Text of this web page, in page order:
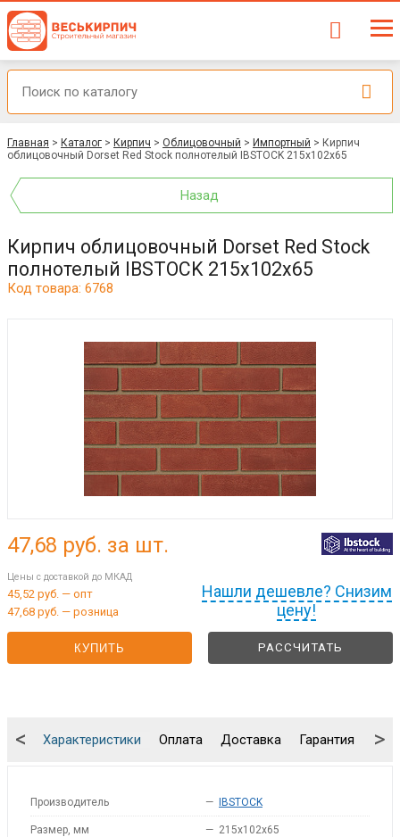
Главная > Каталог > Кирпич > Облицовочный > Импортный > Кирпич
облицовочный Dorset Red Stock полнотелый IBSTOCK 215x102x65
Назад
Кирпич облицовочный Dorset Red Stock
полнотелый IBSTOCK 215x102x65
Код товара: 6768
Нашли дешевле? Снизим
цену!
47,68 руб. за шт.
Цены с доставкой до МКАД
45,52 руб. — опт
47,68 руб. — розница
КУПИТЬ РАССЧИТАТЬ
Характеристики Оплата Доставка Гарантия
< >
Производитель — IBSTOCK
Размер, мм — 215x102x65